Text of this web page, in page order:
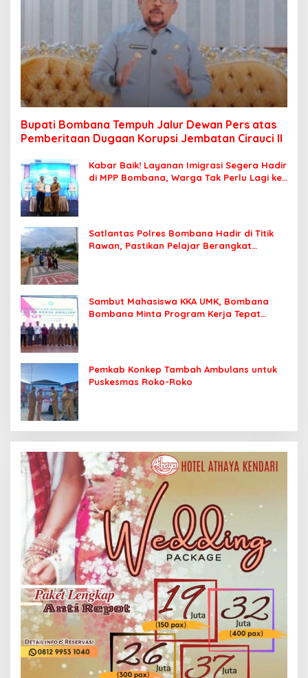
Bupati Bombana Tempuh Jalur Dewan Pers atas
Pemberitaan Dugaan Korupsi Jembatan Cirauci II
Kabar Baik! Layanan Imigrasi Segera Hadir
di MPP Bombana, Warga Tak Perlu Lagi ke
Satlantas Polres Bombana Hadir di Titik
Rawan, Pastikan Pelajar Berangkat
Sambut Mahasiswa KKA UMK, Bombana
Bombana Minta Program Kerja Tepat
Pemkab Konkep Tambah Ambulans untuk
Puskesmas Roko-Roko